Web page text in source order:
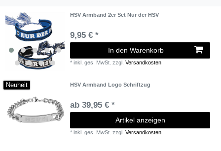
HSV Armband 2er Set Nur der HSV
9,95 € *
In den Warenkorb
*inkl. ges. MwSt. zzgl.Versandkosten
Neuheit HSV Armband Logo Schriftzug
ab 39,95 € *
Artikel anzeigen
*inkl. ges. MwSt. zzgl.Versandkosten